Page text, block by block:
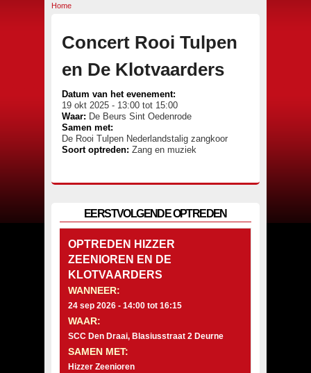
U bent hier
Home
Concert Rooi Tulpen
en De Klotvaarders
Datum van het evenement:
19 okt 2025 - 13:00tot 15:00
Waar: De Beurs Sint Oedenrode
Samen met:
De Rooi Tulpen Nederlandstalig zangkoor
Soort optreden: Zang en muziek
EERSTVOLGENDE OPTREDEN
OPTREDEN HIZZER
ZEENIOREN EN DE
KLOTVAARDERS
WANNEER:
24 sep 2026 - 14:00tot 16:15
WAAR:
SCC Den Draai, Blasiusstraat 2 Deurne
SAMEN MET:
Hizzer Zeenioren